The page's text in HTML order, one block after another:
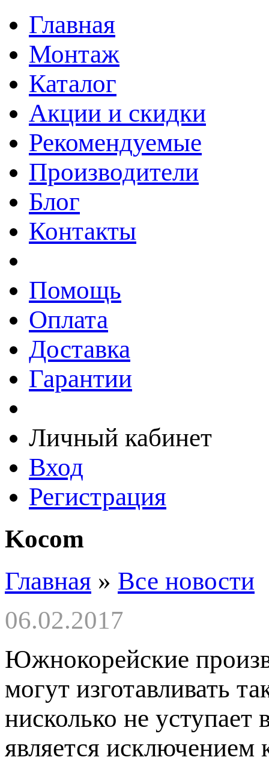
Главная
Монтаж
Каталог
Акции и скидки
Рекомендуемые
Производители
Блог
Контакты
Помощь
Оплата
Доставка
Гарантии
Личный кабинет
Вход
Регистрация
Kocom
Главная » Все новости
06.02.2017
Южнокорейские
могут изготавливать
нисколько не
является